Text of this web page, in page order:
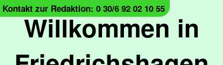
Willkommen in
Kontakt zur Redaktion: 0 30/6 92 02 10 55